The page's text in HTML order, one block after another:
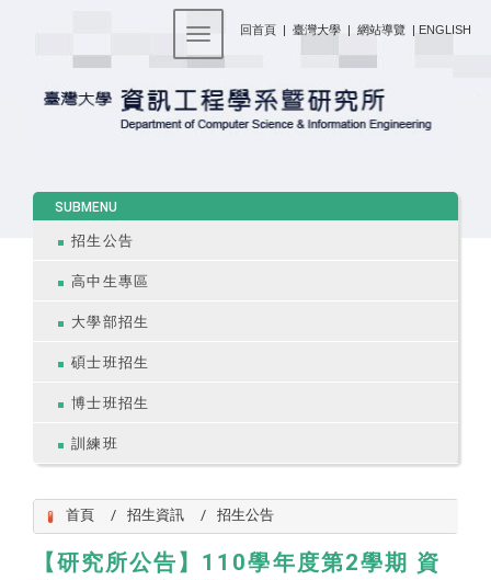
回首頁 | 臺灣大學 | 網站導覽 | ENGLISH
Toggle navigation
SUBMENU
招生公告
高中生專區
大學部招生
碩士班招生
博士班招生
訓練班
首頁 招生資訊 招生公告
【研究所公告】110學年度第2學期 資